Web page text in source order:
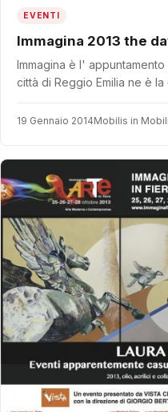
EVENTI
Immagina 2013 the
Immagina è l'
città di Reggio Emilia ne è
19 Gennaio 2014Mobilis in Mobili